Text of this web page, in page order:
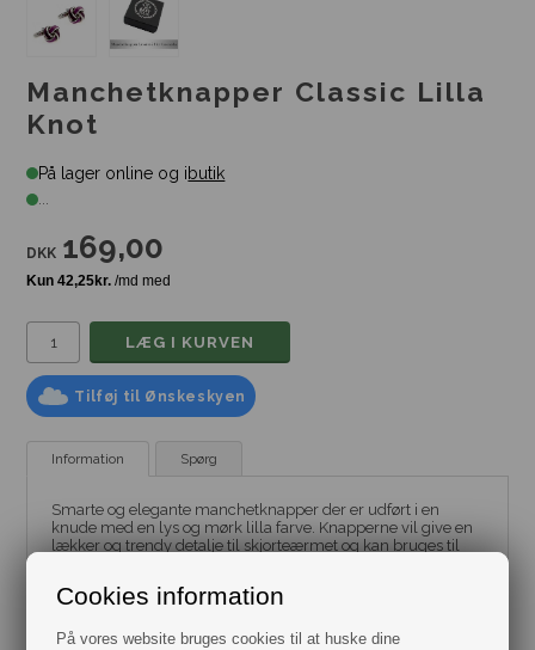
Cookies information
På vores website bruges cookies til at huske dine
Manchetknapper Classic Lilla
Knot
På lager online og ibutik
...
DKK 169,00
Tilføj til Ønskeskyen
Information Spørg
Smarte og elegante manchetknapper der er udført i en
knude med en lys og mørk lilla farve. Knapperne vil give en
lækker og trendy detalje til skjorteærmet og kan bruges til
Bestman har et kæmpe udvalg af manchetknapper, se dem